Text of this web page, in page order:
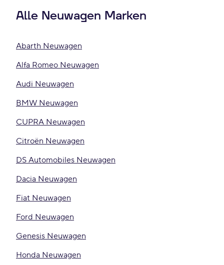
Alle Neuwagen Marken
Abarth Neuwagen
Alfa Romeo Neuwagen
Audi Neuwagen
BMW Neuwagen
CUPRA Neuwagen
Citroën Neuwagen
DS Automobiles Neuwagen
Dacia Neuwagen
Fiat Neuwagen
Ford Neuwagen
Genesis Neuwagen
Honda Neuwagen